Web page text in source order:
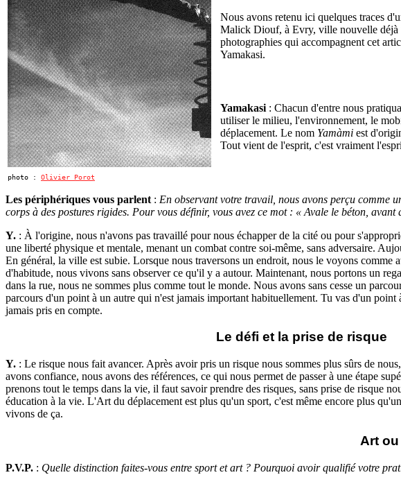
photo : Olivier Porot
Nous avons retenu ici quelques traces
Malick Diouf, à Evry, ville nouvelle déjà
photographies qui accompagnent cet
Yamakasi.
Yamakasi : Chacun d'entre nous
utiliser le milieu, l'environnement, le
déplacement. Le nom Yamàmi est
Tout vient de l'esprit, c'est vraiment
Les périphériques vous parlent : En observant votre travail, nous avons perçu comme
corps à des postures rigides. Pour vous définir, vous avez ce mot : « Avale le béton, avant
Y. : À l'origine, nous n'avons pas travaillé pour nous échapper de la cité ou pour
une liberté physique et mentale, menant un combat contre soi-même, sans adversaire.
En général, la ville est subie. Lorsque nous traversons un endroit, nous le voyons comme
d'habitude, nous vivons sans observer ce qu'il y a autour. Maintenant, nous portons un
dans la rue, nous ne sommes plus comme tout le monde. Nous avons sans cesse un
parcours d'un point à un autre qui n'est jamais important habituellement. Tu vas d'un point
jamais pris en compte.
Le défi et la prise de risque
Y. : Le risque nous fait avancer. Après avoir pris un risque nous sommes plus sûrs de
avons confiance, nous avons des références, ce qui nous permet de passer à une étape
prenons tout le temps dans la vie, il faut savoir prendre des risques, sans prise de risque
éducation à la vie. L'Art du déplacement est plus qu'un sport, c'est même encore plus
vivons de ça.
Art
P.V.P. : Quelle distinction faites-vous entre sport et art ? Pourquoi avoir qualifié votre